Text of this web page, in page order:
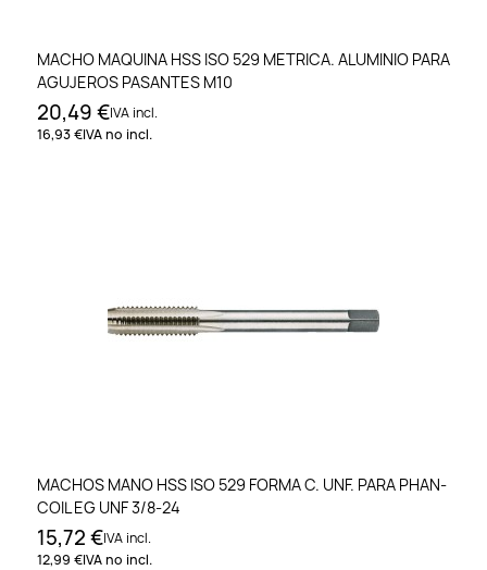
MACHO MAQUINA HSS ISO 529 METRICA. ALUMINIO PARA
AGUJEROS PASANTES M10
20,49 €IVA incl.
16,93 €IVA no incl.
MACHOS MANO HSS ISO 529 FORMA C. UNF. PARA PHAN-
COIL EG UNF 3/8-24
15,72 €IVA incl.
12,99 €IVA no incl.